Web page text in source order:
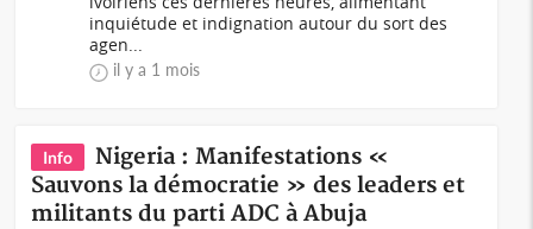
inquiétude et indignation autour du sort des
agen...
il y a 1 mois
Info
Nigeria : Manifestations «
Sauvons la démocratie » des leaders et
militants du parti ADC à Abuja